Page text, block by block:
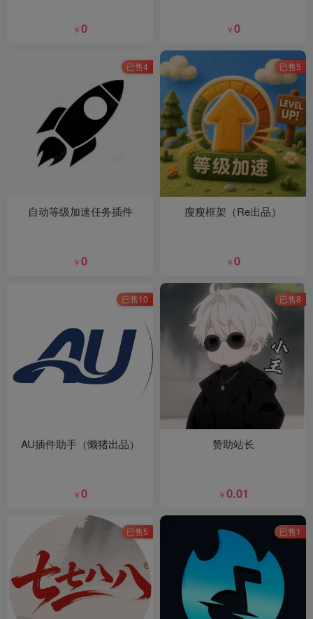
￥0 ￥0
已售4
自动等级加速任务插件
￥0
已售5
瘦瘦框架（Re出品）
￥0
已售10
AU插件助手（懒猪出品）
￥0
已售8
赞助站长
￥0.01
已售5 已售1